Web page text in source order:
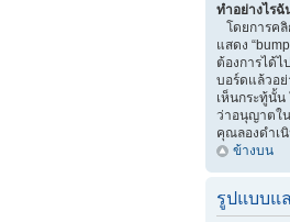
ทำอย่างไรฉั
โดยการคลิ
แสดง
ต้องการได้
บอร์ดแล้วอ
เห็นกระทู้นั้
ว่าอนุญาตใ
คุณลองดำเ
ข้างบน
รูปแบบแ